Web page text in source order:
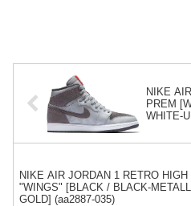
NIKE
PREM
WHITE-
NIKE AIR JORDAN 1 RETRO HIGH
"WINGS" [BLACK / BLACK-
GOLD] (aa2887-035)